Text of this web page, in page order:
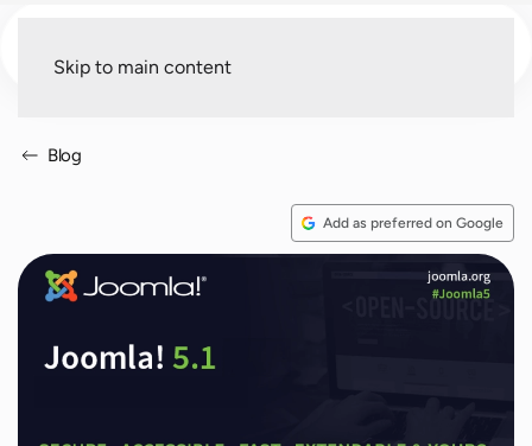
Skip to main content
Blog
Add as preferred on Google